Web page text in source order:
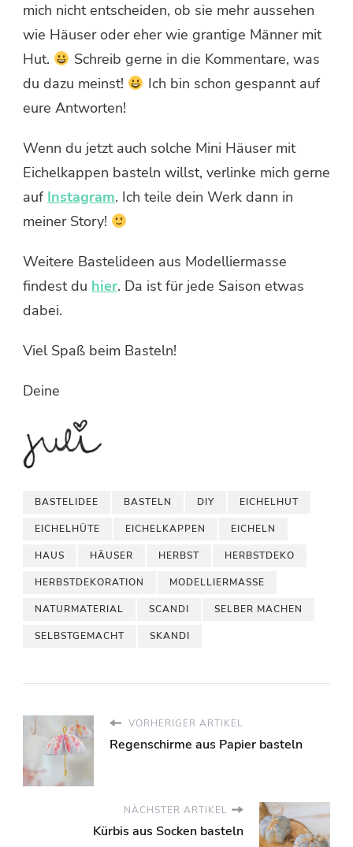
mich nicht entscheiden, ob sie mehr aussehen
wie Häuser oder eher wie grantige Männer mit
Hut.
Schreib gerne in die Kommentare, was
du dazu meinst!
Ich bin schon gespannt auf
eure Antworten!
Wenn du jetzt auch solche Mini Häuser mit
Eichelkappen basteln willst, verlinke mich gerne
auf Instagram. Ich teile dein Werk dann in
meiner Story!
Weitere Bastelideen aus Modelliermasse
findest du hier. Da ist für jede Saison etwas
dabei.
Viel Spaß beim Basteln!
Deine
BASTELIDEE BASTELN DIY EICHELHUT
EICHELHÜTE EICHELKAPPEN EICHELN
HAUS HÄUSER HERBST HERBSTDEKO
HERBSTDEKORATION MODELLIERMASSE
NATURMATERIAL SCANDI SELBER MACHEN
SELBSTGEMACHT SKANDI
VORHERIGER ARTIKEL
Regenschirme aus Papier basteln
NÄCHSTER ARTIKEL
Kürbis aus Socken basteln